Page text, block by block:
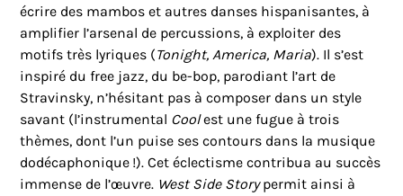
écrire des mambos et autres danses hispanisantes, à
amplifier l’arsenal de percussions, à exploiter des
motifs très lyriques (Tonight, America, Maria). Il s’est
inspiré du free jazz, du be-bop, parodiant l’art de
Stravinsky, n’hésitant pas à composer dans un style
savant (l’instrumental Coolest une fugue à trois
thèmes, dont l’un puise ses contours dans la musique
dodécaphonique !). Cet éclectisme contribua au succès
immense de l’œuvre. West Side Storypermit ainsi à